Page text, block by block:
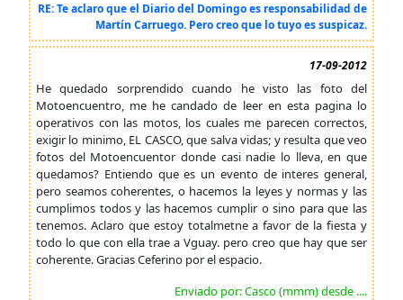
RE: Te aclaro que el Diario del Domingo es responsabilidad de
Martín Carruego. Pero creo que lo tuyo es suspicaz.
17-09-2012
He quedado sorprendido cuando he visto las foto del
Motoencuentro, me he candado de leer en esta pagina lo
operativos con las motos, los cuales me parecen correctos,
exigir lo minimo, EL CASCO, que salva vidas; y resulta que veo
fotos del Motoencuentor donde casi nadie lo lleva, en que
quedamos? Entiendo que es un evento de interes general,
pero seamos coherentes, o hacemos la leyes y normas y las
cumplimos todos y las hacemos cumplir o sino para que las
tenemos. Aclaro que estoy totalmetne a favor de la fiesta y
todo lo que con ella trae a Vguay. pero creo que hay que ser
coherente. Gracias Ceferino por el espacio.
Enviado por: Casco (mmm) desde ....